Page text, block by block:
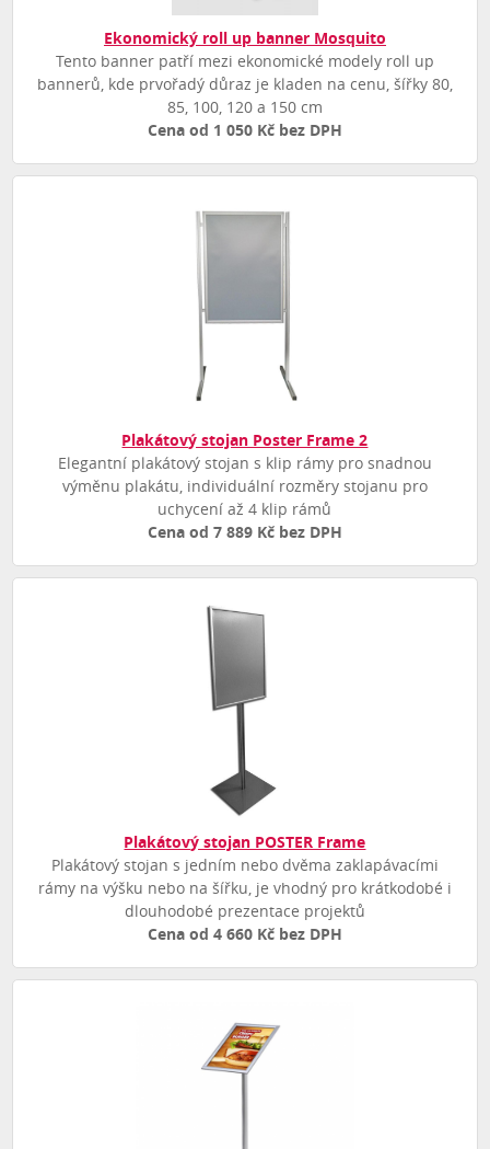
Ekonomický roll up banner Mosquito
Tento banner patří mezi ekonomické modely roll up
bannerů, kde prvořadý důraz je kladen na cenu, šířky 80,
85, 100, 120 a 150 cm
Cena od 1 050 Kč bez DPH
Plakátový stojan Poster Frame 2
Elegantní plakátový stojan s klip rámy pro snadnou
výměnu plakátu, individuální rozměry stojanu pro
uchycení až 4 klip rámů
Cena od 7 889 Kč bez DPH
Plakátový stojan POSTER Frame
Plakátový stojan s jedním nebo dvěma zaklapávacími
rámy na výšku nebo na šířku, je vhodný pro krátkodobé i
dlouhodobé prezentace projektů
Cena od 4 660 Kč bez DPH